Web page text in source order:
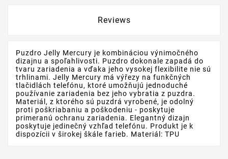
Reviews
Puzdro Jelly Mercury je kombináciou výnimočného
dizajnu a spoľahlivosti. Puzdro dokonale zapadá do
tvaru zariadenia a vďaka jeho vysokej flexibilite nie sú
trhlinami. Jelly Mercury má výřezy na funkčných
tlačidlách telefónu, ktoré umožňujú jednoduché
používanie zariadenia bez jeho vybratia z puzdra.
Materiál, z ktorého sú puzdrá vyrobené, je odolný
proti poškriabaniu a poškodeniu - poskytuje
primeranú ochranu zariadenia. Elegantný dizajn
poskytuje jedinečný vzhľad telefónu. Produkt je k
dispozícii v širokej škále farieb. Materiál: TPU